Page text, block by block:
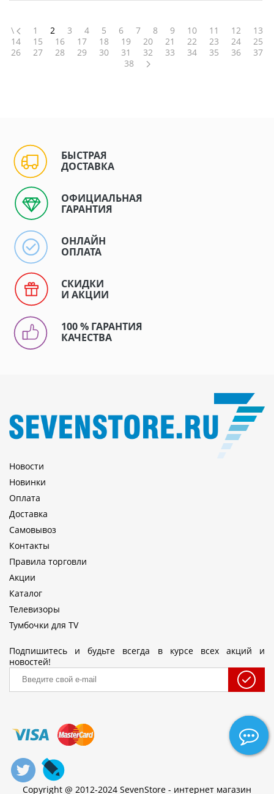
\ 1 2 3 4 5 6 7 8 9 10 11 12
13
14
15 16 17 18 19 20 21 22 23 24
25
26
27 28 29 30 31 32 33 34 35 36
37
38
БЫСТРАЯ
ДОСТАВКА
ОФИЦИАЛЬНАЯ
ГАРАНТИЯ
ОНЛАЙН
ОПЛАТА
СКИДКИ
И АКЦИИ
100 % ГАРАНТИЯ
КАЧЕСТВА
Новости
Новинки
Оплата
Доставка
Самовывоз
Контакты
Правила торговли
Акции
Каталог
Телевизоры
Тумбочки для TV
Подпишитесь и будьте всегда в курсе всех акций и
новостей!
Copyright @ 2012-2024 SevenStore - интернет магазин